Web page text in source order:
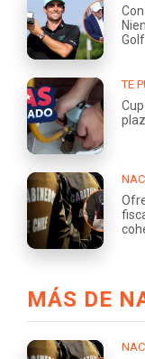
Golf
TE
MÁS DE